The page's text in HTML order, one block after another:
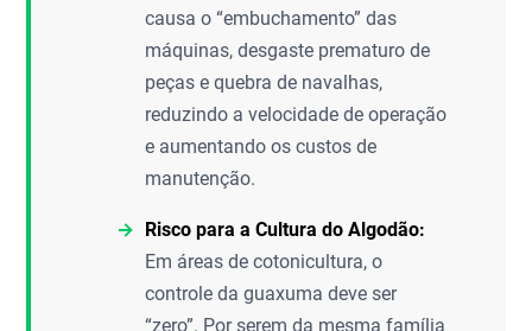
causa o “embuchamento” das
máquinas, desgaste prematuro de
peças e quebra de navalhas,
reduzindo a velocidade de operação
e aumentando os custos de
manutenção.
Risco para a Cultura do Algodão:
Em áreas de cotonicultura, o
controle da guaxuma deve ser
“zero”. Por serem da mesma família